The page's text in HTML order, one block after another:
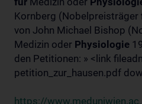
Kornberg (Nobelpreisträger
von John Michael Bishop
Medizin oder Physiologie
den Petitionen: » <link
petition_zur_hausen.pdf
https://